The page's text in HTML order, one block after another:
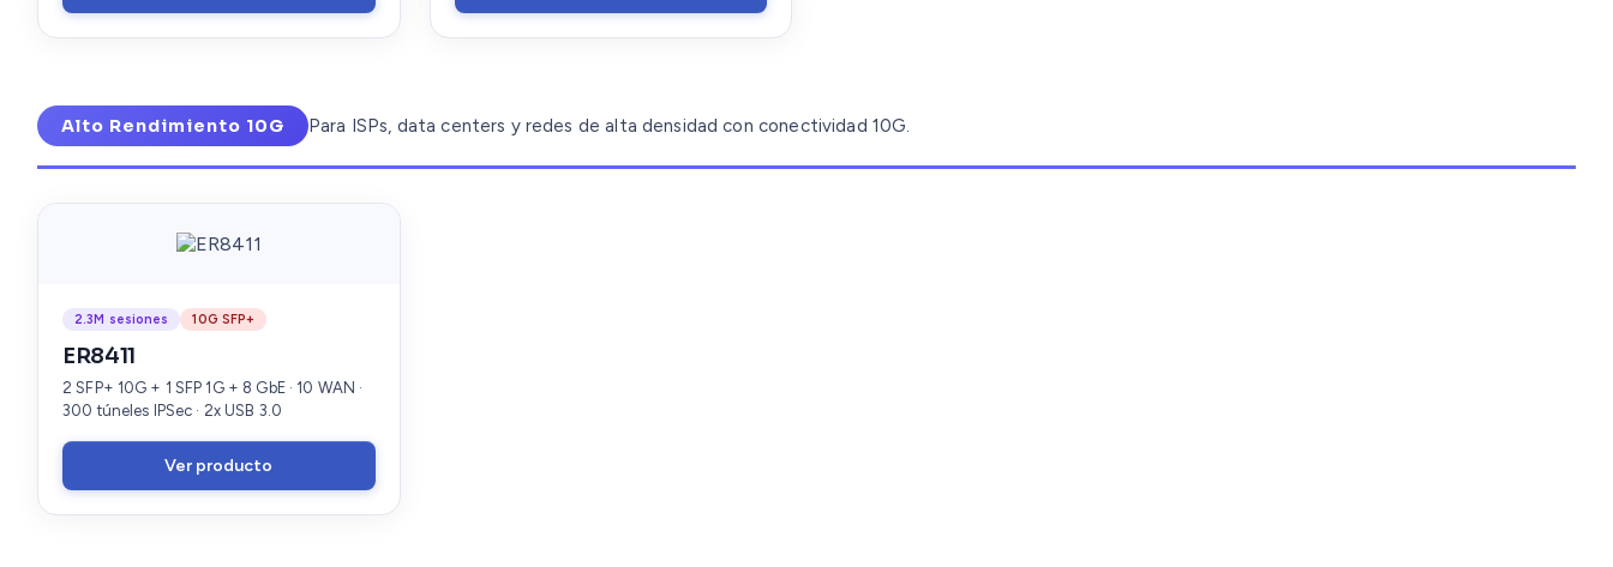
Alto Rendimiento 10G Para ISPs, data centers y redes de alta densidad con conectividad 10G.
2.3M sesiones 10G SFP+
ER8411
2 SFP+ 10G + 1 SFP 1G + 8 GbE · 10 WAN ·
300 túneles IPSec · 2x USB 3.0
Ver producto